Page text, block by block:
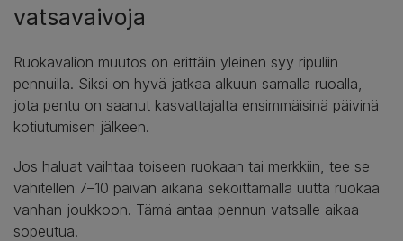
vatsavaivoja
Ruokavalion muutos on erittäin yleinen syy ripuliin
pennuilla. Siksi on hyvä jatkaa alkuun samalla ruoalla,
jota pentu on saanut kasvattajalta ensimmäisinä päivinä
kotiutumisen jälkeen.
Jos haluat vaihtaa toiseen ruokaan tai merkkiin, tee se
vähitellen 7–10 päivän aikana sekoittamalla uutta ruokaa
vanhan joukkoon. Tämä antaa pennun vatsalle aikaa
sopeutua.